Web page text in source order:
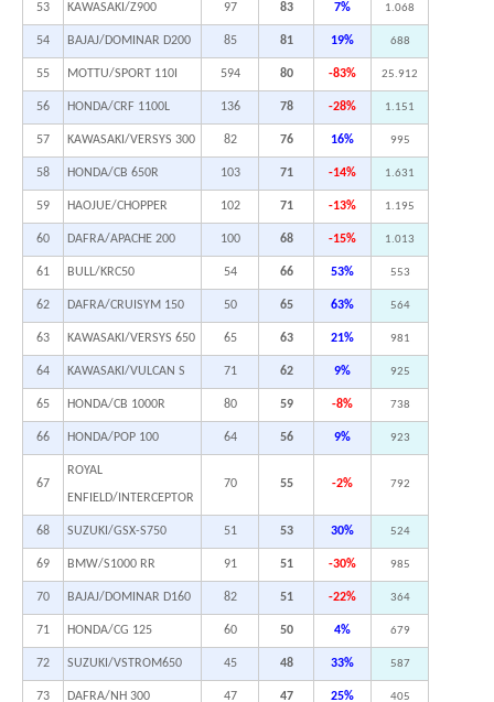
53 KAWASAKI/Z900 97 83 7% 1.068
54 BAJAJ/DOMINAR D200 85 81 19% 688
55 MOTTU/SPORT 110I 594 80 -83% 25.912
56 HONDA/CRF 1100L 136 78 -28% 1.151
57 KAWASAKI/VERSYS 300 82 76 16% 995
58 HONDA/CB 650R 103 71 -14% 1.631
59 HAOJUE/CHOPPER 102 71 -13% 1.195
60 DAFRA/APACHE 200 100 68 -15% 1.013
61 BULL/KRC50 54 66 53% 553
62 DAFRA/CRUISYM 150 50 65 63% 564
63 KAWASAKI/VERSYS 650 65 63 21% 981
64 KAWASAKI/VULCAN S 71 62 9% 925
65 HONDA/CB 1000R 80 59 -8% 738
66 HONDA/POP 100 64 56 9% 923
67
ROYAL
ENFIELD/INTERCEPTOR
70 55 -2% 792
68 SUZUKI/GSX-S750 51 53 30% 524
69 BMW/S1000 RR 91 51 -30% 985
70 BAJAJ/DOMINAR D160 82 51 -22% 364
71 HONDA/CG 125 60 50 4% 679
72 SUZUKI/VSTROM650 45 48 33% 587
73 DAFRA/NH 300 47 47 25% 405